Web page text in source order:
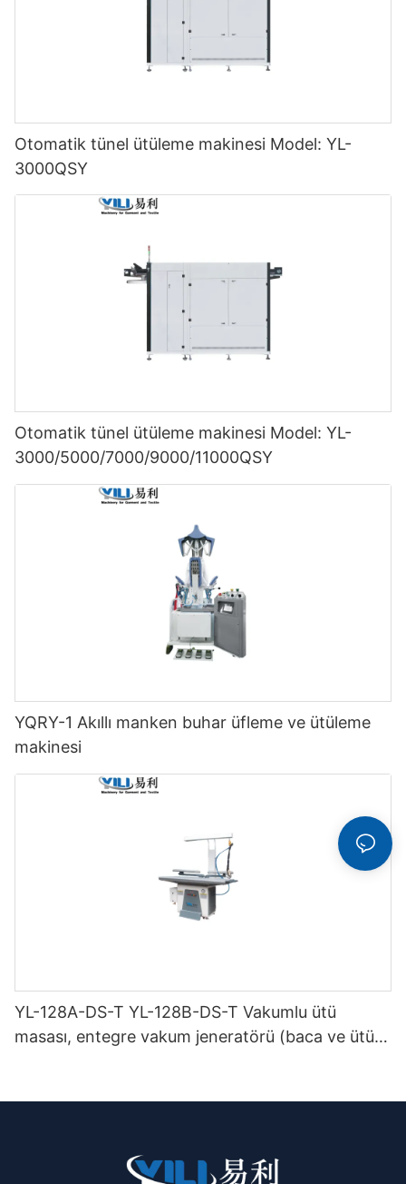
Otomatik tünel ütüleme makinesi Model: YL-
3000QSY
Otomatik tünel ütüleme makinesi Model: YL-
3000/5000/7000/9000/11000QSY
YQRY-1 Akıllı manken buhar üfleme ve ütüleme
makinesi
YL-128A-DS-T YL-128B-DS-T Vakumlu ütü
masası, entegre vakum jeneratörü (baca ve ütü